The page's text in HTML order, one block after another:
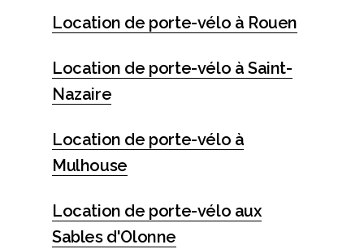
Location de porte-vélo à Rouen
Location de porte-vélo à Saint-
Nazaire
Location de porte-vélo à
Mulhouse
Location de porte-vélo aux
Sables d'Olonne